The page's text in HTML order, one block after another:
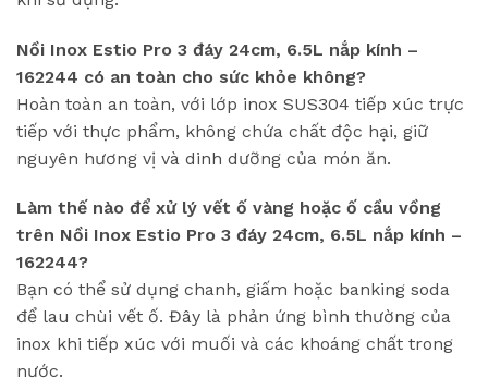
Nồi Inox Estio Pro 3 đáy 24cm, 6.5L nắp kính –
162244 có an toàn cho sức khỏe không?
Hoàn toàn an toàn, với lớp inox SUS304 tiếp xúc trực
tiếp với thực phẩm, không chứa chất độc hại, giữ
nguyên hương vị và dinh dưỡng của món ăn.
Làm thế nào để xử lý vết ố vàng hoặc ố cầu vồng
trên Nồi Inox Estio Pro 3 đáy 24cm, 6.5L nắp kính –
162244?
Bạn có thể sử dụng chanh, giấm hoặc banking soda
để lau chùi vết ố. Đây là phản ứng bình thường của
inox khi tiếp xúc với muối và các khoáng chất trong
nước.